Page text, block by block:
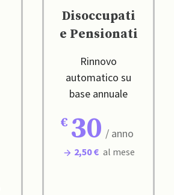
Disoccupati
e Pensionati
Rinnovo
automatico su
base annuale
30 / anno
2,50 € al mese